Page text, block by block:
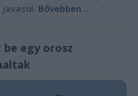
Bővebben...
egy orosz